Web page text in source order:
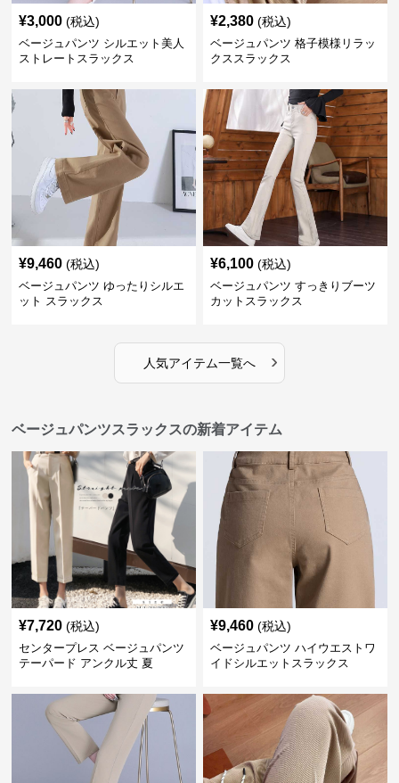
¥3,000 (税込)
ベージュパンツ シルエット美人
ストレートスラックス
¥2,380 (税込)
ベージュパンツ 格子模様リラッ
クススラックス
¥9,460 (税込)
ベージュパンツ ゆったりシルエ
ット スラックス
¥6,100 (税込)
ベージュパンツ すっきりブーツ
カットスラックス
人気アイテム一覧へ ›
ベージュパンツスラックスの新着アイテム
¥7,720 (税込)
センタープレス ベージュパンツ
テーパード アンクル丈 夏
¥9,460 (税込)
ベージュパンツ ハイウエストワ
イドシルエットスラックス